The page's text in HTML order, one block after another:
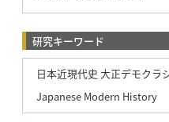
研究キーワード
日本近現代史 大正デモクラ
Japanese Modern History